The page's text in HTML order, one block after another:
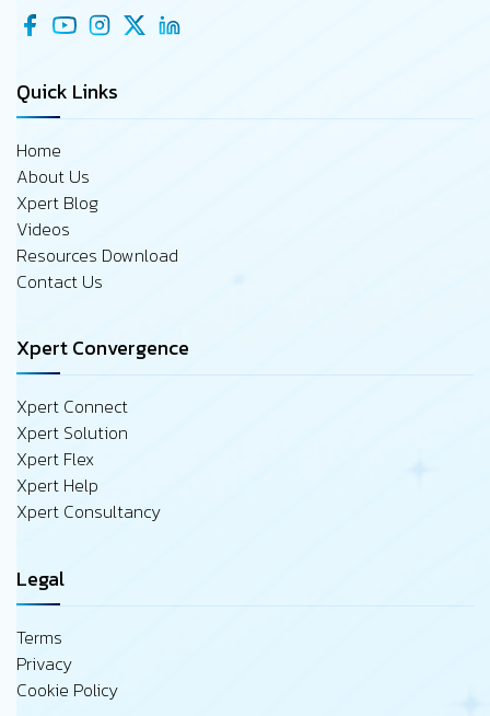
Quick Links
Home
About Us
Xpert Blog
Videos
Resources Download
Contact Us
Xpert Convergence
Xpert Connect
Xpert Solution
Xpert Flex
Xpert Help
Xpert Consultancy
Legal
Terms
Privacy
Cookie Policy